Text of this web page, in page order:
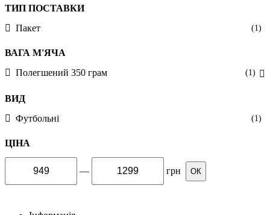
ТИП ПОСТАВКИ
Пакет
(1)
ВАГА М'ЯЧА
Полегшений 350 грам
(1)
ВИД
Футбольні
(1)
ЦІНА
— грн ОК